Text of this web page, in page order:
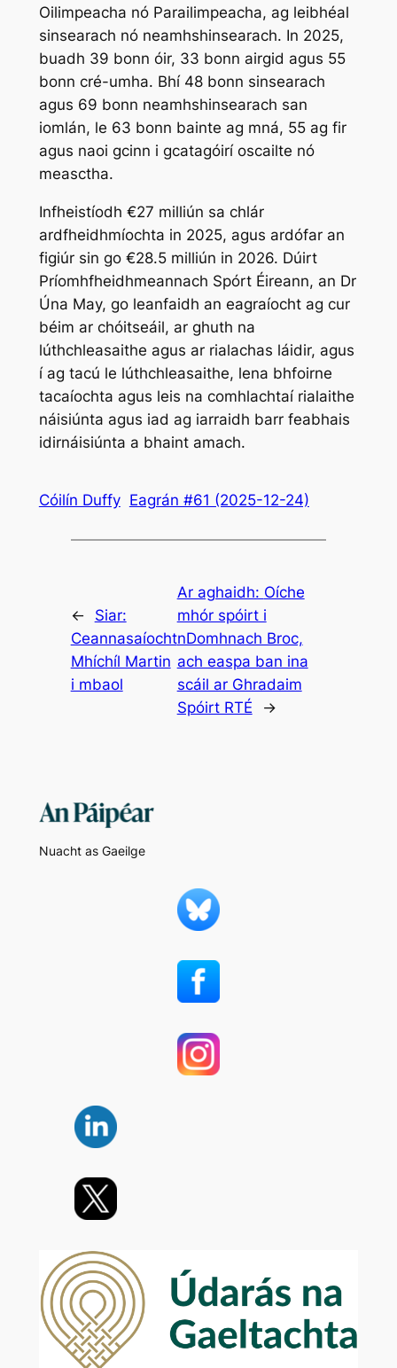
Oilimpeacha nó Parailimpeacha, ag leibhéal
sinsearach nó neamhshinsearach. In 2025,
buadh 39 bonn óir, 33 bonn airgid agus 55
bonn cré-umha. Bhí 48 bonn sinsearach
agus 69 bonn neamhshinsearach san
iomlán, le 63 bonn bainte ag mná, 55 ag fir
agus naoi gcinn i gcatagóirí oscailte nó
measctha.
Infheistíodh €27 milliún sa chlár
ardfheidhmíochta in 2025, agus ardófar an
figiúr sin go €28.5 milliún in 2026. Dúirt
Príomhfheidhmeannach Spórt Éireann, an Dr
Úna May, go leanfaidh an eagraíocht ag cur
béim ar chóitseáil, ar ghuth na
lúthchleasaithe agus ar rialachas láidir, agus
í ag tacú le lúthchleasaithe, lena bhfoirne
tacaíochta agus leis na comhlachtaí rialaithe
náisiúnta agus iad ag iarraidh barr feabhais
idirnáisiúnta a bhaint amach.
Cóilín Duffy Eagrán #61 (2025-12-24)
←
Siar:
Ceannasaíocht
Mhíchíl Martin
i mbaol
Ar aghaidh: Oíche
mhór spóirt i
nDomhnach Broc,
ach easpa ban ina
scáil ar Ghradaim
Spóirt RTÉ
→
Nuacht as Gaeilge